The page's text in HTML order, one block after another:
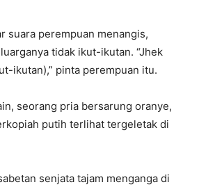
suara perempuan menangis,
tidak ikut-ikutan. “Jhek
ikutan),” pinta perempuan itu.
seorang pria bersarung oranye,
putih terlihat tergeletak di
senjata tajam menganga di